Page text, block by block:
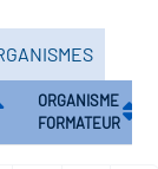
ORGANISME
FORMATEUR